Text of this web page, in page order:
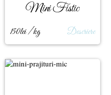
Mini Fistic
150lei / kg Descriere